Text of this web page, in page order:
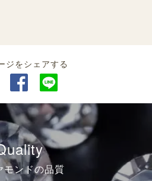
ジをシェアする
モンドの品質